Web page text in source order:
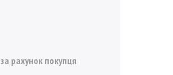
за рахунок покупця